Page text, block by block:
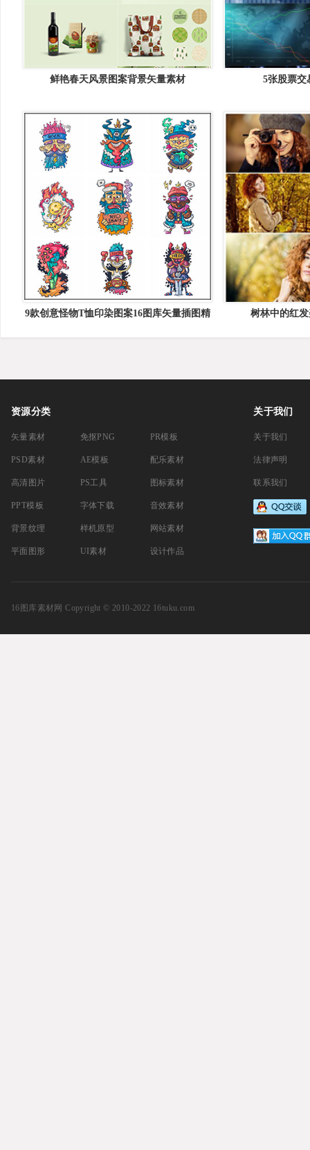
鲜艳春天风景图案背景矢量素材 5张股票交
9款创意怪物T恤印染图案16图库矢量插图精
树林中的红
资源分类
矢量素材
PSD素材
高清图片
PPT模板
背景纹理
平面图形
免抠PNG
AE模板
PS工具
字体下载
样机原型
UI素材
PR模板
配乐素材
图标素材
音效素材
网站素材
设计作品
关于我们
关于我们
法律声明
联系我们
16图库素材网 Copyright © 2010-2022 16tuku.com